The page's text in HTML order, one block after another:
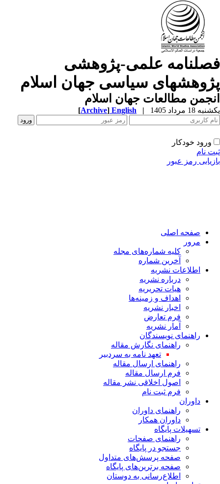
علمی-پژوهشی
سیاسی جهان اسلام
مطالعات جهان اسلام
18 مرداد 1405 |
English
[Archive]
ورود خودکار
نام
رمز عبور
صفحه اصلی
مرور
کلیه شماره‌های مجله
آخرین شماره
اطلاعات نشریه
درباره نشریه
هیات تحریریه
اهداف و زمینه‌ها
اخبار نشریه
فرم تعارض
آمار نشریه
راهنمای نویسندگان
راهنمای نگارش مقاله
تعهد نامه به سردبیر
راهنمای ارسال مقاله
فرم ارسال مقاله
اصول اخلاقی نشر مقاله
فرم ثبت نام
داوران
راهنمای داوران
داوران همکار
تسهیلات پایگاه
راهنمای صفحات
جستجو در پایگاه
صفحه پرسش‌های متداول
صفحه برترین‌های پایگاه
اطلاع‌رسانی به دوستان